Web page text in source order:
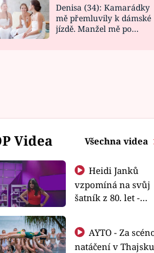
Denisa (34): Kamarádky
mě přemluvily k dámské
jízdě. Manžel mě po
Videa Všechna videa
Heidi Janků
vzpomíná na svůj
šatník z 80. let -
natáčení v Thajsku